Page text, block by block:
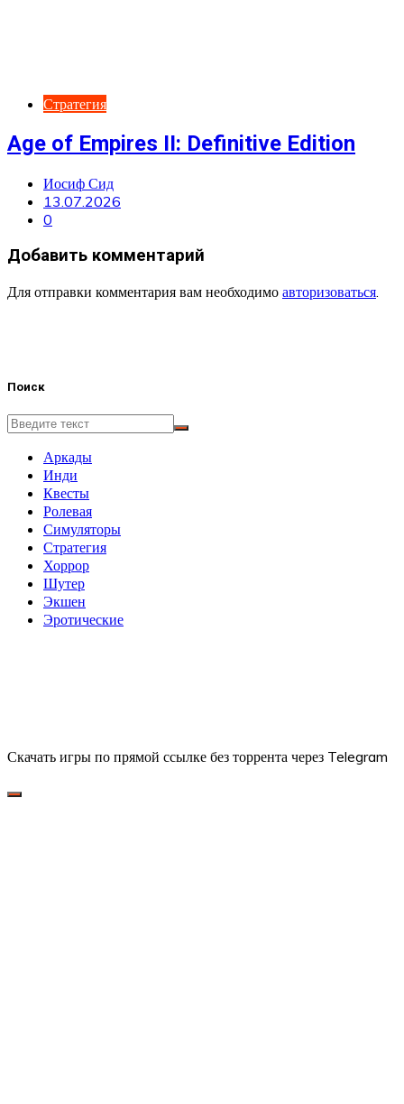
Стратегия
Age of Empires II: Definitive Edition
Иосиф Сид
13.07.2026
0
Добавить комментарий
Для отправки комментария вам необходимо авторизоваться
Поиск
Аркады
Инди
Квесты
Ролевая
Симуляторы
Стратегия
Хоррор
Шутер
Экшен
Эротические
Скачать игры по прямой ссылке без торрента через Telegram